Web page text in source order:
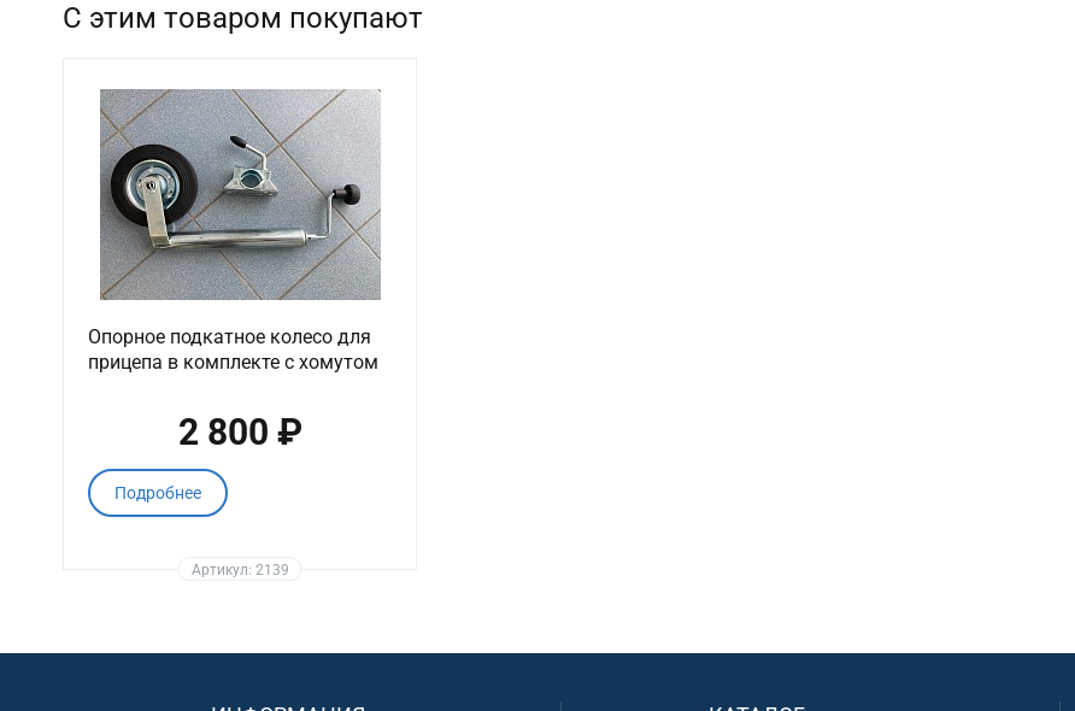
С этим товаром покупают
Опорное подкатное колесо для
прицепа в комплекте с хомутом
2 800 ₽
Подробнее
Артикул: 2139